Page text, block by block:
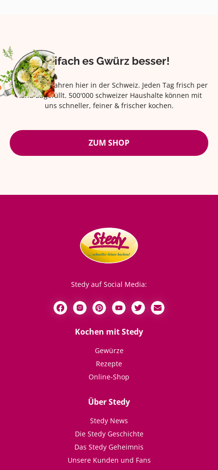
Eifach es Gwürz besser!
Seit über 42 Jahren hier in der Schweiz. Jeden Tag frisch per
Hand abgefüllt. 500'000 schweizer Haushalte können mit
uns schneller, feiner & frischer kochen.
ZUM SHOP
Stedy auf Social Media:
Kochen mit Stedy
Gewürze
Rezepte
Online-Shop
Über Stedy
Stedy News
Die Stedy Geschichte
Das Stedy Geheimnis
Unsere Kunden und Fans